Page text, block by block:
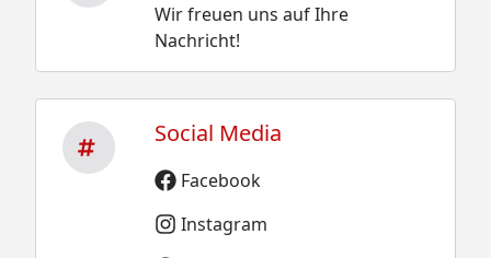
Wir freuen uns auf Ihre
Nachricht!
Social Media
Facebook
Instagram